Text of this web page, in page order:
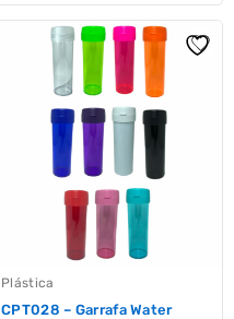
Plástica
CPT028 – Garrafa Water